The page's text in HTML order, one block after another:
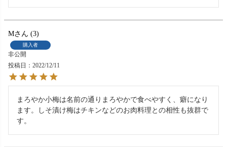
M 3
購入者
非公開
投稿日
2022/12/11
まろやか小梅は名前の通りまろやかで食べやすく、癖になり
ます。しそ漬け梅はチキンなどのお肉料理との相性も抜群で
す。